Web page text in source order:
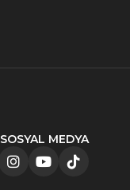
SOSYAL MEDYA